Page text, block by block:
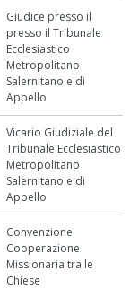
Giudice presso il
presso il Tribunale
Ecclesiastico
Metropolitano
Salernitano e di
Appello
Vicario Giudiziale del
Tribunale Ecclesiastico
Metropolitano
Salernitano e di
Appello
Convenzione
Cooperazione
Missionaria tra le
Chiese